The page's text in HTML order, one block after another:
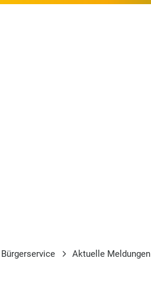
Aktuelle Meldungen